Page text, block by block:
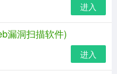
进入
漏洞扫描软件)
进入